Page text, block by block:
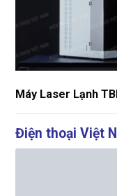
Máy Laser Lạnh
Điện thoại Việt